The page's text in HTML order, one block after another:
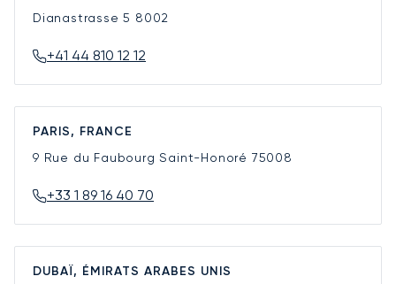
Dianastrasse 5 8002
+41 44 810 12 12
PARIS, FRANCE
9 Rue du Faubourg Saint-Honoré 75008
+33 1 89 16 40 70
DUBAÏ, ÉMIRATS ARABES UNIS